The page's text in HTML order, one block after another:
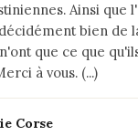
Ainsi que
bien de
que ce que
à vous. (...)
Corse